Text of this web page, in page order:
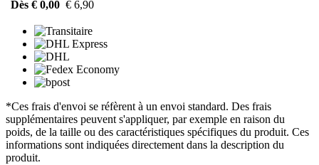
Dès € 0,00 € 6,90
*Ces frais d'envoi se réfèrent à un envoi standard. Des frais
supplémentaires peuvent s'appliquer, par exemple en raison du
poids, de la taille ou des caractéristiques spécifiques du produit. Ces
informations sont indiquées directement dans la description du
produit.